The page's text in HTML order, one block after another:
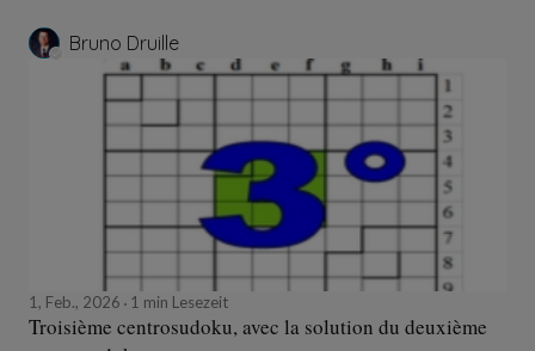
Bruno Druille
1, Feb., 2026 1 min Lesezeit
Troisième centrosudoku, avec la solution du deuxième